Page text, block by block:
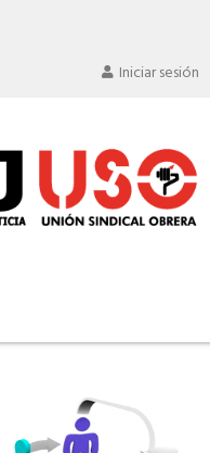
Iniciar sesión